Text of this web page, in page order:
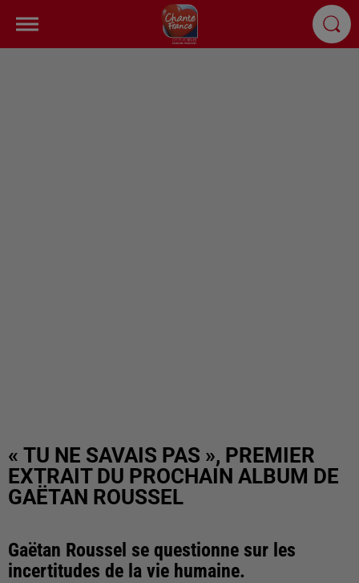
« TU NE SAVAIS PAS », PREMIER
EXTRAIT DU PROCHAIN ALBUM DE
GAËTAN ROUSSEL
Gaëtan Roussel se questionne sur les
incertitudes de la vie humaine.